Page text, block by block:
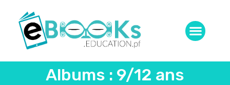
Albums : 9/12 ans